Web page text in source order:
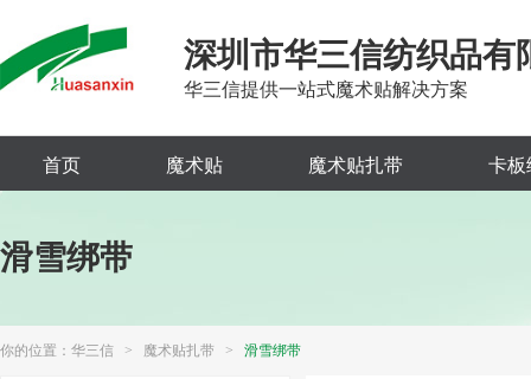
深圳市华三信纺织品有
华三信提供一站式魔术贴解决方案
首页 魔术贴 魔术贴扎带 卡板
滑雪绑带
你的位置： 华三信 > 魔术贴扎带 > 滑雪绑带